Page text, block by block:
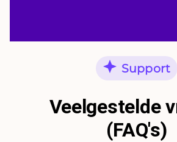
Support
Veelgestelde
(FAQ's)